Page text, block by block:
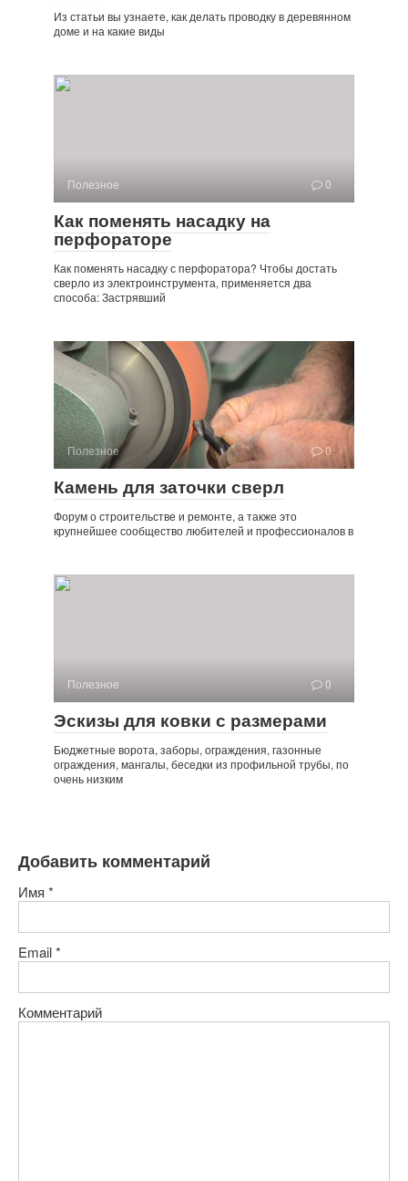
Из статьи вы узнаете, как делать проводку в деревянном
доме и на какие виды
Полезное 0
Как поменять насадку на
перфораторе
Как поменять насадку с перфоратора? Чтобы достать
сверло из электроинструмента, применяется два
способа: Застрявший
Полезное 0
Камень для заточки сверл
Форум о строительстве и ремонте, а также это
крупнейшее сообщество любителей и профессионалов в
Полезное 0
Эскизы для ковки с размерами
Бюджетные ворота, заборы, ограждения, газонные
ограждения, мангалы, беседки из профильной трубы, по
очень низким
Добавить комментарий
Имя *
Email*
Комментарий